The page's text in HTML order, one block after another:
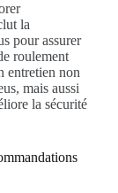
la
pour assurer
roulement
entretien non
mais aussi
la sécurité